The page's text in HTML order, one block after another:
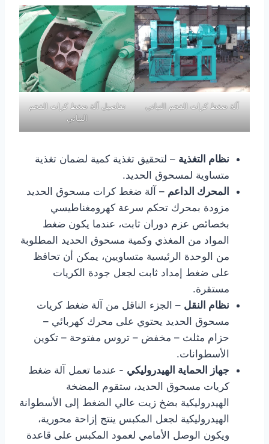
آلة ضغط كرات الفحم النباتي
تفاصيل آلة ضغط كرات الفحم
النباتي
نظام التغذية – لتحقيق تغذية كمية لضمان تغذية
متساوية لمسحوق الحديد.
المحرك الداعم – آلة ضغط كرات مسحوق الحديد
مزودة بمحرك تحكم سرعة كهرومغناطيسي
بخصائص عزم دوران ثابت، عندما يكون ضغط
المواد من المغذي وكمية مسحوق الحديد المطلوبة
من الوحدة الرئيسية متساويين، يمكن أن تحافظ
على ضغط إمداد ثابت لجعل جودة الكريات
مستقرة.
نظام النقل – الجزء الناقل من آلة ضغط كريات
مسحوق الحديد يحتوي على محرك كهربائي –
حزام مثلث – مخفض – تروس مفتوحة – تكوين
الأسطوانات.
جهاز الحماية الهيدروليكي - عندما تعمل آلة ضغط
كريات مسحوق الحديد، ستقوم المضخة
الهيدروليكية بضخ زيت عالي الضغط إلى الأسطوانة
الهيدروليكية لجعل المكبس ينتج إزاحة محورية،
ويكون الوصل الأمامي لعمود المكبس على قاعدة